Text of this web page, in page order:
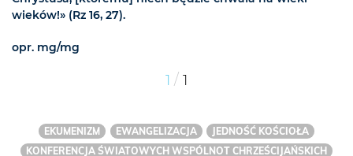
wieków!» (Rz 16, 27).
opr. mg/mg
1 / 1
EKUMENIZM EWANGELIZACJA
JEDNOŚĆ KOŚCIOŁA
KONFERENCJA ŚWIATOWYCH WSPÓLNOT CHRZEŚCIJAŃSKICH